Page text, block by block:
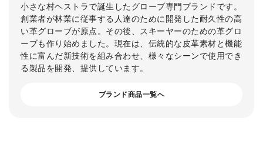
小さな村ヘストラで誕生したグローブ専門ブランドです。
創業者が林業に従事する人達のために開発した耐久性の高
い革グローブが原点。その後、スキーヤーのための革グロ
ーブも作り始めました。現在は、伝統的な皮革素材と機能
性に富んだ新技術を組み合わせ、様々なシーンで使用でき
る製品を開発、提供しています。
ブランド商品一覧へ